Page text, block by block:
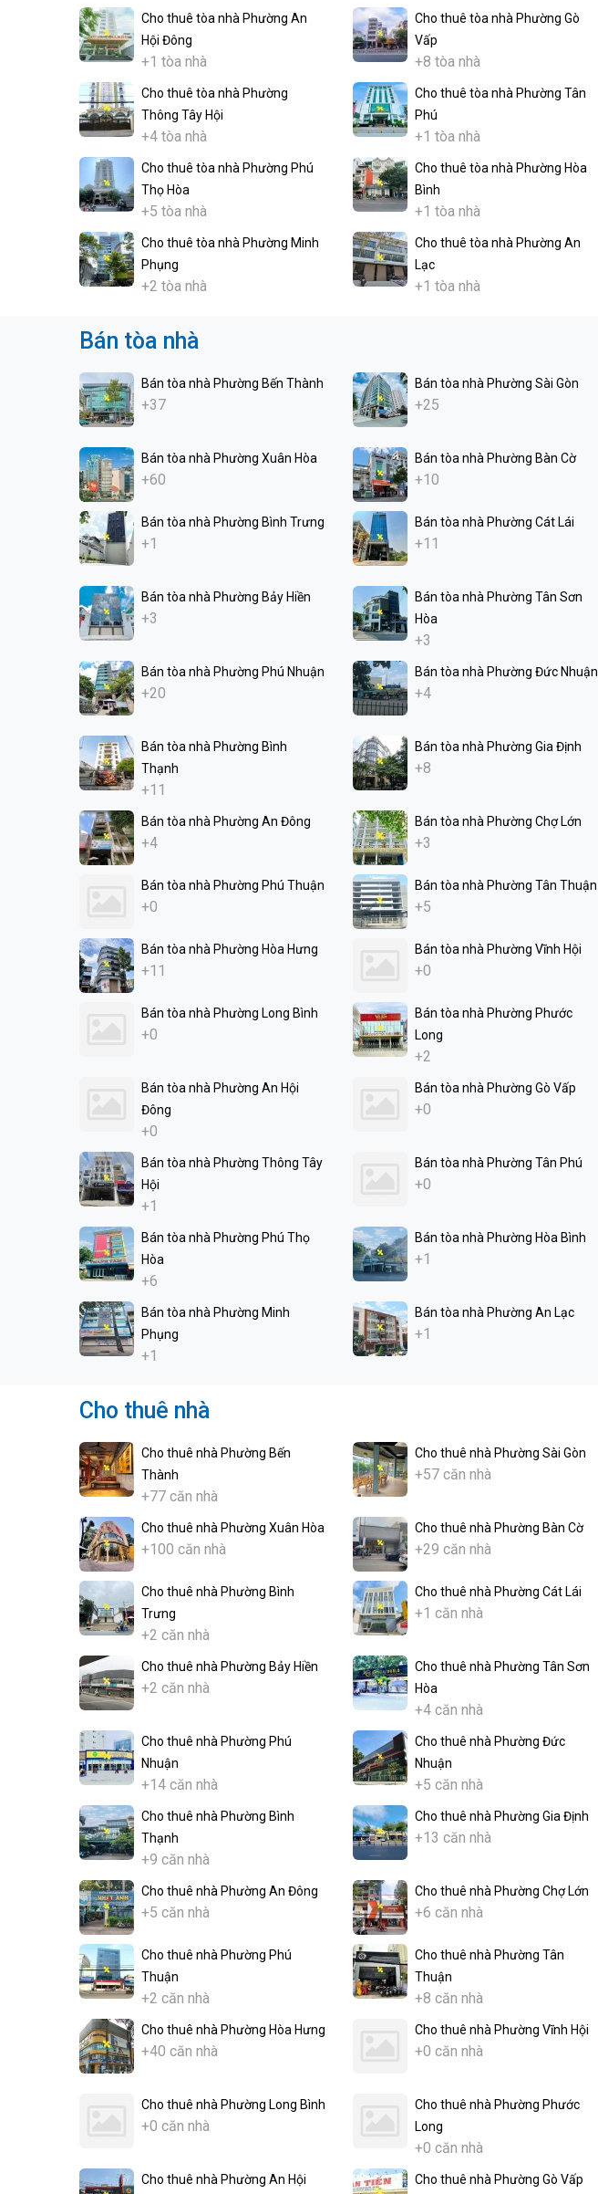
Cho thuê tòa nhà Phường An
Hội Đông
+1 tòa nhà
Cho thuê tòa nhà Phường Gò
Vấp
+8 tòa nhà
Cho thuê tòa nhà Phường
Thông Tây Hội
+4 tòa nhà
Cho thuê tòa nhà Phường Tân
Phú
+1 tòa nhà
Cho thuê tòa nhà Phường Phú
Thọ Hòa
+5 tòa nhà
Cho thuê tòa nhà Phường Hòa
Bình
+1 tòa nhà
Cho thuê tòa nhà Phường Minh
Phụng
+2 tòa nhà
Cho thuê tòa nhà Phường An
Lạc
+1 tòa nhà
Bán tòa nhà
Bán tòa nhà Phường Bến Thành
+37
Bán tòa nhà Phường Sài Gòn
+25
Bán tòa nhà Phường Xuân Hòa
+60
Bán tòa nhà Phường Bàn Cờ
+10
Bán tòa nhà Phường Bình Trưng
+1
Bán tòa nhà Phường Cát Lái
+11
Bán tòa nhà Phường Bảy Hiền
+3
Bán tòa nhà Phường Tân Sơn
Hòa
+3
Bán tòa nhà Phường Phú Nhuận
+20
Bán tòa nhà Phường Đức Nhuận
+4
Bán tòa nhà Phường Bình
Thạnh
+11
Bán tòa nhà Phường Gia Định
+8
Bán tòa nhà Phường An Đông
+4
Bán tòa nhà Phường Chợ Lớn
+3
Bán tòa nhà Phường Phú Thuận
+0
Bán tòa nhà Phường Tân Thuận
+5
Bán tòa nhà Phường Hòa Hưng
+11
Bán tòa nhà Phường Vĩnh Hội
+0
Bán tòa nhà Phường Long Bình
+0
Bán tòa nhà Phường Phước
Long
+2
Bán tòa nhà Phường An Hội
Đông
+0
Bán tòa nhà Phường Gò Vấp
+0
Bán tòa nhà Phường Thông Tây
Hội
+1
Bán tòa nhà Phường Tân Phú
+0
Bán tòa nhà Phường Phú Thọ
Hòa
+6
Bán tòa nhà Phường Hòa Bình
+1
Bán tòa nhà Phường Minh
Phụng
+1
Bán tòa nhà Phường An Lạc
+1
Cho thuê nhà
Cho thuê nhà Phường Bến
Thành
+77 căn nhà
Cho thuê nhà Phường Sài Gòn
+57 căn nhà
Cho thuê nhà Phường Xuân Hòa
+100 căn nhà
Cho thuê nhà Phường Bàn Cờ
+29 căn nhà
Cho thuê nhà Phường Bình
Trưng
+2 căn nhà
Cho thuê nhà Phường Cát Lái
+1 căn nhà
Cho thuê nhà Phường Bảy Hiền
+2 căn nhà
Cho thuê nhà Phường Tân Sơn
Hòa
+4 căn nhà
Cho thuê nhà Phường Phú
Nhuận
+14 căn nhà
Cho thuê nhà Phường Đức
Nhuận
+5 căn nhà
Cho thuê nhà Phường Bình
Thạnh
+9 căn nhà
Cho thuê nhà Phường Gia Định
+13 căn nhà
Cho thuê nhà Phường An Đông
+5 căn nhà
Cho thuê nhà Phường Chợ Lớn
+6 căn nhà
Cho thuê nhà Phường Phú
Thuận
+2 căn nhà
Cho thuê nhà Phường Tân
Thuận
+8 căn nhà
Cho thuê nhà Phường Hòa Hưng
+40 căn nhà
Cho thuê nhà Phường Vĩnh Hội
+0 căn nhà
Cho thuê nhà Phường Long Bình
+0 căn nhà
Cho thuê nhà Phường Phước
Long
+0 căn nhà
Cho thuê nhà Phường An Hội Cho thuê nhà Phường Gò Vấp